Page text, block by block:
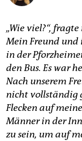
abo
genossenschaft
epaper login
„Wie viel?“,
Mein Freund und
in der
den Bus. Es war
Nach unserem
nicht vollständig
Flecken auf
Männer in der
zu sein, um auf